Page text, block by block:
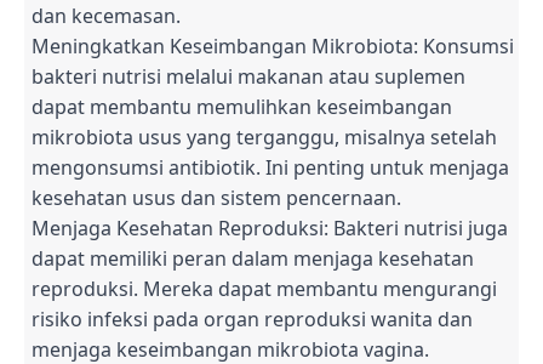
dan kecemasan.
Meningkatkan Keseimbangan Mikrobiota: Konsumsi
bakteri nutrisi melalui makanan atau suplemen
dapat membantu memulihkan keseimbangan
mikrobiota usus yang terganggu, misalnya setelah
mengonsumsi antibiotik. Ini penting untuk menjaga
kesehatan usus dan sistem pencernaan.
Menjaga Kesehatan Reproduksi: Bakteri nutrisi juga
dapat memiliki peran dalam menjaga kesehatan
reproduksi. Mereka dapat membantu mengurangi
risiko infeksi pada organ reproduksi wanita dan
menjaga keseimbangan mikrobiota vagina.